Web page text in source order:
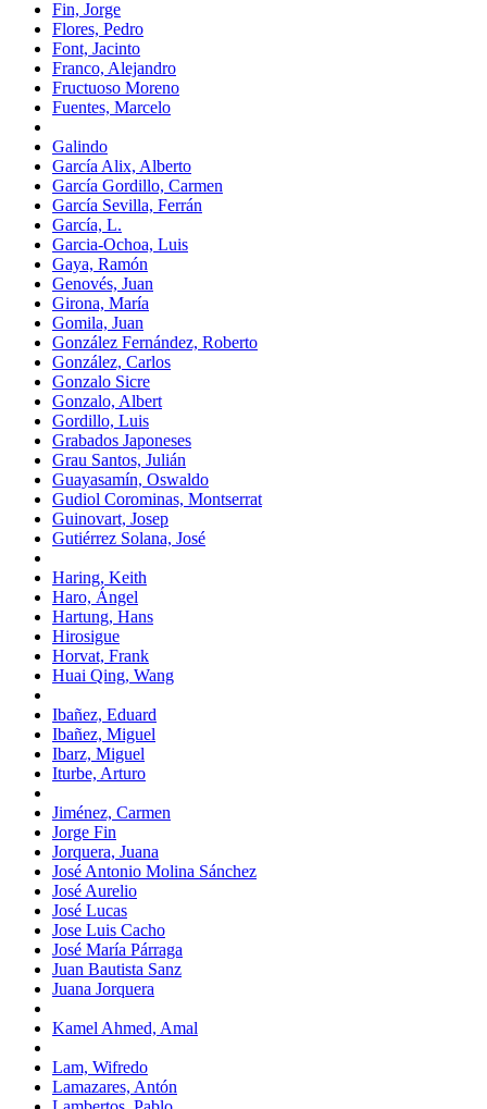
Fin, Jorge
Flores, Pedro
Font, Jacinto
Franco, Alejandro
Fructuoso Moreno
Fuentes, Marcelo
Galindo
García Alix, Alberto
García Gordillo, Carmen
García Sevilla, Ferrán
García, L.
Garcia-Ochoa, Luis
Gaya, Ramón
Genovés, Juan
Girona, María
Gomila, Juan
González Fernández, Roberto
González, Carlos
Gonzalo Sicre
Gonzalo, Albert
Gordillo, Luis
Grabados Japoneses
Grau Santos, Julián
Guayasamín, Oswaldo
Gudiol Corominas, Montserrat
Guinovart, Josep
Gutiérrez Solana, José
Haring, Keith
Haro, Ángel
Hartung, Hans
Hirosigue
Horvat, Frank
Huai Qing, Wang
Ibañez, Eduard
Ibañez, Miguel
Ibarz, Miguel
Iturbe, Arturo
Jiménez, Carmen
Jorge Fin
Jorquera, Juana
José Antonio Molina Sánchez
José Aurelio
José Lucas
Jose Luis Cacho
José María Párraga
Juan Bautista Sanz
Juana Jorquera
Kamel Ahmed, Amal
Lam, Wifredo
Lamazares, Antón